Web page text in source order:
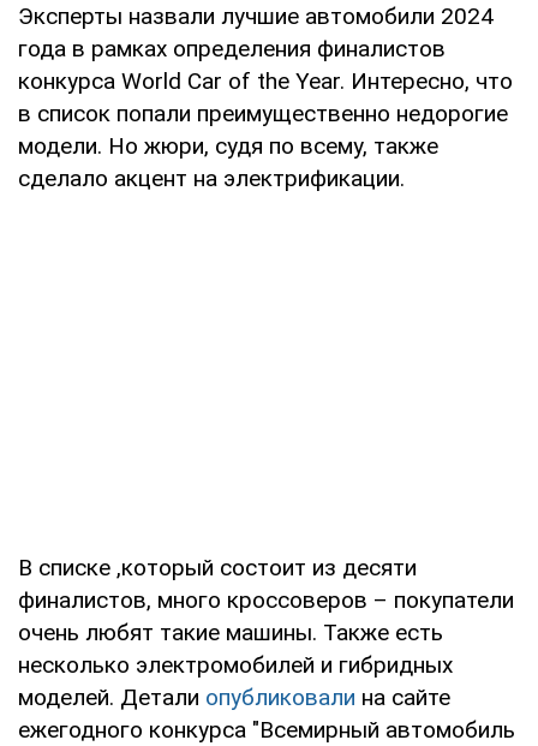
Эксперты назвали лучшие автомобили 2024
года в рамках определения финалистов
конкурса World Car of the Year. Интересно, что
в список попали преимущественно недорогие
модели. Но жюри, судя по всему, также
сделало акцент на электрификации.
В списке ,который состоит из десяти
финалистов, много кроссоверов – покупатели
очень любят такие машины. Также есть
несколько электромобилей и гибридных
моделей. Детали опубликовали на сайте
ежегодного конкурса "Всемирный автомобиль